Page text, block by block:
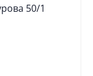
50/1